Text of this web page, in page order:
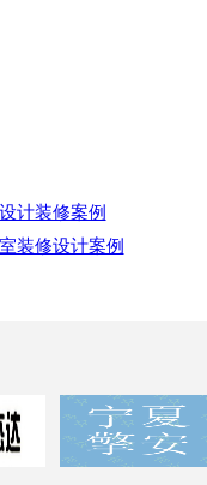
计装修案例
装修设计案例